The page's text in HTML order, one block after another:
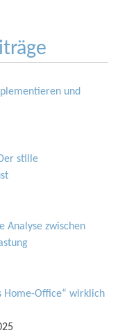
und
stille
Analyse zwischen
Home-Office“ wirklich